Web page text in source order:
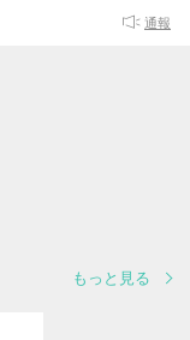
通報
もっと見る